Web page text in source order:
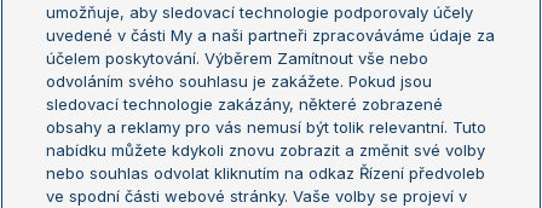
Sázkařský žebříček
Wimbledon
US Open
Turnaj mistrů
Turnaj mistryň
Aktualní trendy
Fotbalové přestupy
umožňuje, aby sledovací technologie podporovaly účely
uvedené v části My a naši partneři zpracováváme údaje za
účelem poskytování. Výběrem Zamítnout vše nebo
odvoláním svého souhlasu je zakážete. Pokud jsou
sledovací technologie zakázány, některé zobrazené
obsahy a reklamy pro vás nemusí být tolik relevantní. Tuto
nabídku můžete kdykoli znovu zobrazit a změnit své volby
nebo souhlas odvolat kliknutím na odkaz Řízení předvoleb
ve spodní části webové stránky. Vaše volby se projeví v